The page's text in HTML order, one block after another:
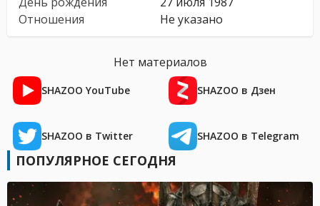
Отношения
Не указано
Нет материалов
SHAZOO YouTube SHAZOO в Дзен
SHAZOO в Twitter SHAZOO в Telegram
ПОПУЛЯРНОЕ СЕГОДНЯ